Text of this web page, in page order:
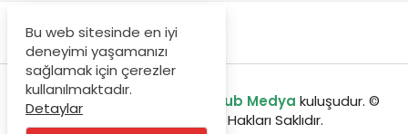
enerjibulteni.com bir GreenHub Medya kuluşudur. ©
Copyright 2020, Tüm Hakları Saklıdır.
Bu web sitesinde en iyi
deneyimi yaşamanızı
sağlamak için çerezler
kullanılmaktadır.
Detaylar